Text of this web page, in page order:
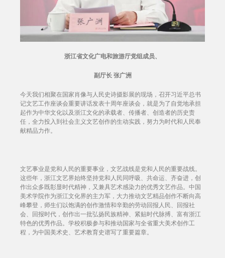
浙江省文化广电和旅游厅党组成员、
副厅长 张广洲
今天我们相聚在国家肖像与人民史诗摄影展的现场，召开习近平总书
记文艺工作座谈会重要讲话发表十周年座谈会，就是为了自觉地承担
起作为中华文化以及浙江文化的承载者、传播者、创造者的历史责
任，全力投入到社会主义文艺创作的生动实践，努力为时代和人民奉
献精品力作。
文艺事业是党和人民的重要事业，文艺战线是党和人民的重要战线。
这些年，浙江文艺界始终坚持党和人民同呼吸、共命运、齐奋进，创
作出众多既彰显时代精神，又兼具艺术感染力的优秀文艺作品。中国
美术学院作为浙江文化界的主力军，大力推动文艺精品创作不断向高
峰攀登，师生们以饱满的创作激情和辛勤的劳动回报人民、回报社
会、回报时代，创作出一批弘扬民族精神、紧贴时代脉搏、富有浙江
特色的优秀作品。学校积极参与和推动国家与全省重大美术创作工
程，为中国美术史、艺术教育史谱写了重要篇章。